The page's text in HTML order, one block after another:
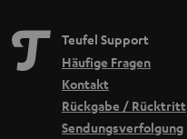
Teufel Support
Häufige Fragen
Kontakt
Rückgabe / Rücktritt
Sendungsverfolgung